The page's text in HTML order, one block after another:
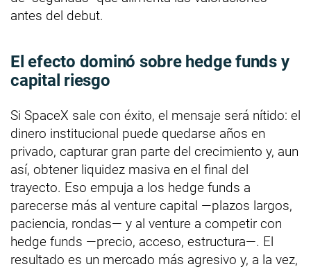
antes del debut.
El efecto dominó sobre hedge funds y
capital riesgo
Si SpaceX sale con éxito, el mensaje será nítido: el
dinero institucional puede quedarse años en
privado, capturar gran parte del crecimiento y, aun
así, obtener liquidez masiva en el final del
trayecto. Eso empuja a los hedge funds a
parecerse más al venture capital —plazos largos,
paciencia, rondas— y al venture a competir con
hedge funds —precio, acceso, estructura—. El
resultado es un mercado más agresivo y, a la vez,